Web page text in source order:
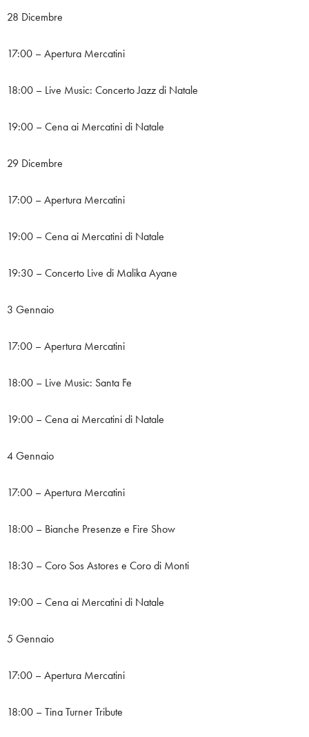
28 Dicembre
17:00 – Apertura Mercatini
18:00 – Live Music: Concerto Jazz di Natale
19:00 – Cena ai Mercatini di Natale
29 Dicembre
17:00 – Apertura Mercatini
19:00 – Cena ai Mercatini di Natale
19:30 – Concerto Live di Malika Ayane
3 Gennaio
17:00 – Apertura Mercatini
18:00 – Live Music: Santa Fe
19:00 – Cena ai Mercatini di Natale
4 Gennaio
17:00 – Apertura Mercatini
18:00 – Bianche Presenze e Fire Show
18:30 – Coro Sos Astores e Coro di Monti
19:00 – Cena ai Mercatini di Natale
5 Gennaio
17:00 – Apertura Mercatini
18:00 – Tina Turner Tribute